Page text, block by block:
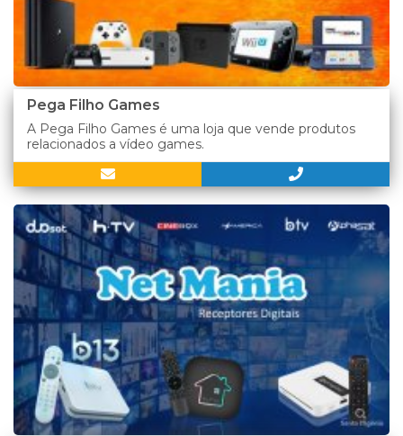
Pega Filho Games
A Pega Filho Games é uma loja que vende produtos
relacionados a vídeo games.